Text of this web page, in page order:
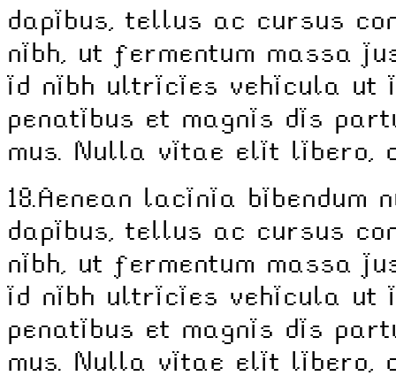
dapibus, tellus ac cursus
nibh, ut fermentum massa
id nibh ultricies vehicula ut
penatibus et magnis dis
mus. Nulla vitae elit libero,
18.Aenean lacinia bibendum
dapibus, tellus ac cursus
nibh, ut fermentum massa
id nibh ultricies vehicula ut
penatibus et magnis dis
mus. Nulla vitae elit libero,